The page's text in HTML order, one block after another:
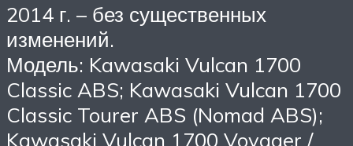
2014 г. – без существенных
изменений.
Модель: Kawasaki Vulcan 1700
Classic ABS; Kawasaki Vulcan 1700
Classic Tourer ABS (Nomad ABS);
Kawasaki Vulcan 1700 Voyager /